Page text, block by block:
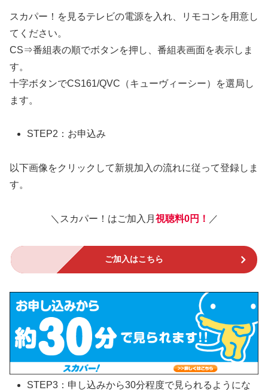
スカパー！を見るテレビの電源を入れ、リモコンを用意し
てください。
CS⇒番組表の順でボタンを押し、番組表画面を表示しま
す。
十字ボタンでCS161/QVC（キューヴィーシー）を選局し
ます。
STEP2：お申込み
以下画像をクリックして新規加入の流れに従って登録しま
す。
＼スカパー！はご加入月 視聴料0円！ ／
ご加入はこちら
STEP3：申し込みから30分程度で見られるようにな